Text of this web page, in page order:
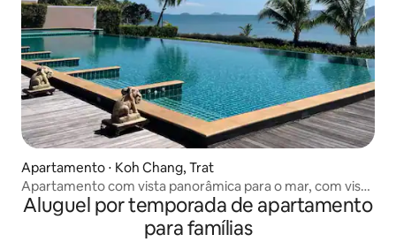
Apartamento ⋅ Koh Chang, Trat
Apartamento com vista panorâmica para o mar, com vista
para Bang Bao
Aluguel por temporada de apartamento
para famílias